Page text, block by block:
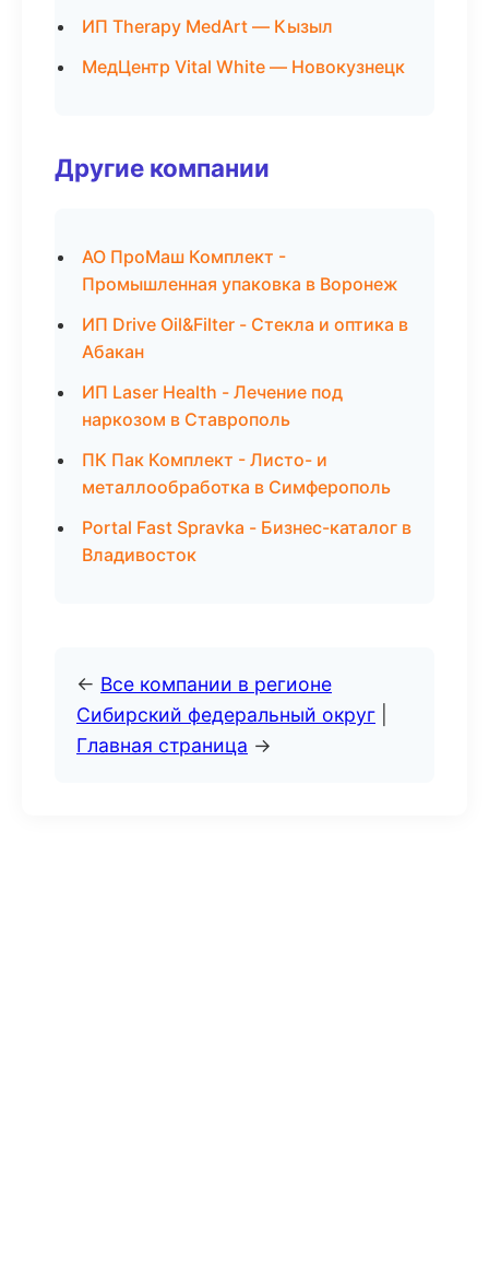
ИП Therapy MedArt — Кызыл
МедЦентр Vital White — Новокузнецк
Другие компании
АО ПроМаш Комплект -
Промышленная упаковка в Воронеж
ИП Drive Oil&Filter - Стекла и оптика в
Абакан
ИП Laser Health - Лечение под
наркозом в Ставрополь
ПК Пак Комплект - Листо- и
металлообработка в Симферополь
Portal Fast Spravka - Бизнес-каталог в
Владивосток
← Все компании в регионе
Сибирский федеральный округ
Главная страница →